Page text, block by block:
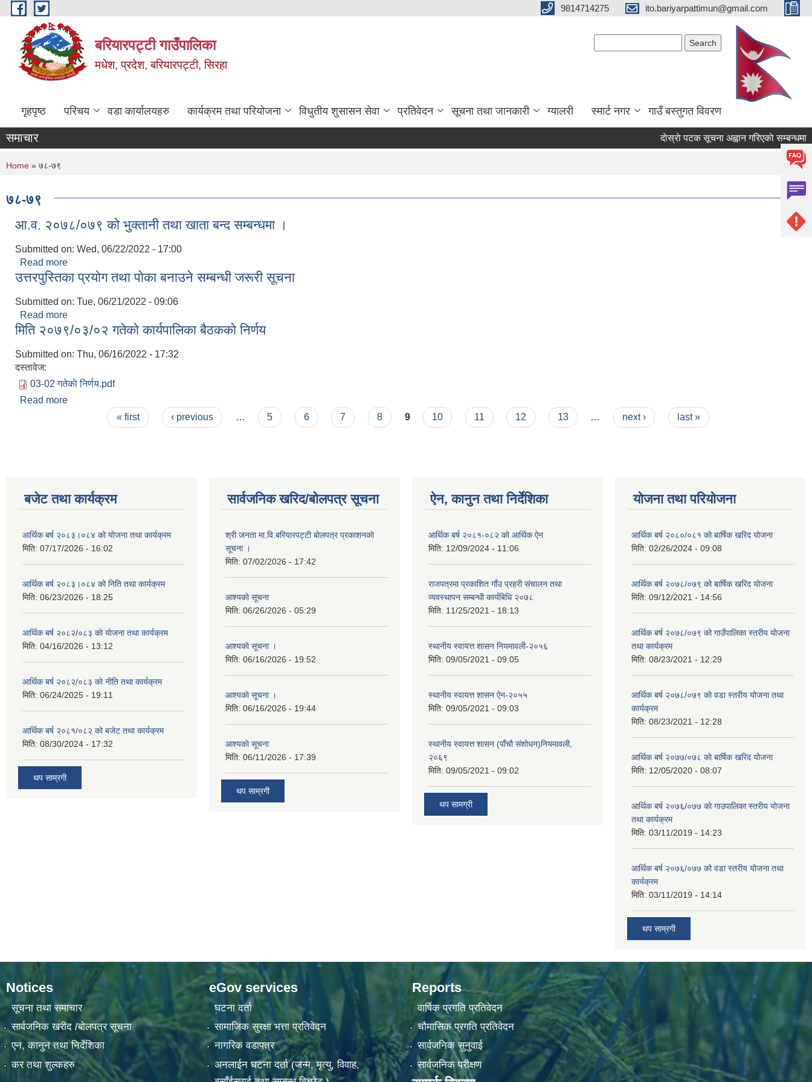
Skip to main content 9814714275 ito.bariyarpattimun@gmail.com
बरियारपट्टी गाउँपालिका
मधेश, प्रदेश, बरियारपट्टी, सिरहा
गृहपृष्ठ परिचय वडा कार्यालयहरु कार्यक्रम तथा परियोजना विधुतीय शुसासन सेवा प्रतिवेदन सूचना तथा जानकारी ग्यालरी स्मार्ट नगर गाउँ बस्तुगत विवरण
समाचार दाेस्राे पटक सूचना अह्वान गरिएकाे सम्बन्धमा ।
You are here
Home » ७८-७९
७८-७९
आ.व. २०७८/०७९ काे भुक्तानी तथा खाता बन्द सम्बन्धमा ।
Submitted on: Wed, 06/22/2022 - 17:00
Read more
उत्तरपुस्तिका प्रयाेग तथा पाेका बनाउने सम्बन्धी जरूरी सूचना
Submitted on: Tue, 06/21/2022 - 09:06
Read more
मिति २०७९/०३/०२ गतेकाे कार्यपालिका बैठककाे निर्णय
Submitted on: Thu, 06/16/2022 - 17:32
दस्तावेज:
03-02 गतेकाे निर्णय.pdf
Read more
« first ‹ previous … 5 6 7 8 9 10 11 12 13 … next › last »
बजेट तथा कार्यक्रम
आर्थिक बर्ष २०८३।०८४ को योजना तथा कार्यक्रम
मिति: 07/17/2026 - 16:02
आर्थिक बर्ष २०८३।०८४ को निति तथा कार्यक्रम
मिति: 06/23/2026 - 18:25
आर्थिक बर्ष २०८२/०८३ काे याेजना तथा कार्यक्रम
मिति: 04/16/2026 - 13:12
आर्थिक बर्ष २०८२/०८३ काे नीति तथा कार्यक्रम
मिति: 06/24/2025 - 19:11
आर्थिक बर्ष २०८१/०८२ को बजेट तथा कार्यक्रम
मिति: 08/30/2024 - 17:32
थप साम्रगी
सार्वजनिक खरिद/बोलपत्र सूचना
श्री जनता मा.वि.बरियारपट्टी बाेलपत्र प्रकाशनकाे
सूचना ।
मिति: 07/02/2026 - 17:42
आश्यकाे सूचना
मिति: 06/26/2026 - 05:29
आश्यकाे सूचना ।
मिति: 06/16/2026 - 19:52
आश्यकाे सूचना ।
मिति: 06/16/2026 - 19:44
आश्यकाे सूचना
मिति: 06/11/2026 - 17:39
थप साम्रगी
ऐन, कानुन तथा निर्देशिका
आर्थिक बर्ष २०८१-०८२ को आर्थिक ऐन
मिति: 12/09/2024 - 11:06
राजपत्रमा प्रकाशित गाँउ प्रहरी संचालन तथा
व्यवस्थापन सम्बन्धी कार्यबिधि २०७८
मिति: 11/25/2021 - 18:13
स्थानीय स्वायत्त शासन नियमावली-२०५६
मिति: 09/05/2021 - 09:05
स्थानीय स्वायत्त शासन ए‍ेन-२०५५
मिति: 09/05/2021 - 09:03
स्थानीय स्वायत्त शासन (पाँचौ संशोधन)नियमावली,
२०६९
मिति: 09/05/2021 - 09:02
थप सामग्री
योजना तथा परियोजना
आर्थिक बर्ष २०८०/०८१ को बार्षिक खरिद योजना
मिति: 02/26/2024 - 09:08
आर्थिक बर्ष २०७८/०७९ को बार्षिक खरिद योजना
मिति: 09/12/2021 - 14:56
आर्थिक बर्ष २०७८/०७९ को गाउँपालिका स्तरीय योजना
तथा कार्यक्रम
मिति: 08/23/2021 - 12:29
आर्थिक बर्ष २०७८/०७९ को वडा स्तरीय योजना तथा
कार्यक्रम
मिति: 08/23/2021 - 12:28
आर्थिक बर्ष २०७७/०७८ को बार्षिक खरिद योजना
मिति: 12/05/2020 - 08:07
आर्थिक बर्ष २०७६/०७७ को गाउपालिका स्तरीय योजना
तथा कार्यक्रम
मिति: 03/11/2019 - 14:23
आर्थिक बर्ष २०७६/०७७ को वडा स्तरीय योजना तथा
कार्यक्रम
मिति: 03/11/2019 - 14:14
थप साम्रगी
Notices
सूचना तथा समाचार
सार्वजनिक खरीद /बोलपत्र सूचना
एन, कानुन तथा निर्देशिका
कर तथा शुल्कहरु
eGov services
घटना दर्ता
सामाजिक सुरक्षा भत्ता प्रतिवेदन
नागरिक वडापत्र
अनलाईन घटना दर्ता (जन्म, मृत्यु, विवाह,
Reports
वार्षिक प्रगति प्रतिवेदन
चौमासिक प्रगति प्रतिवेदन
सार्वजनिक सुनुवाई
सार्वजनिक परीक्षण